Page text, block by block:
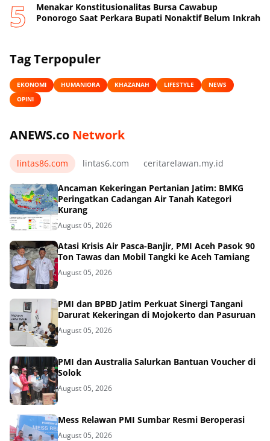
Menakar Konstitusionalitas Bursa Cawabup
Ponorogo Saat Perkara Bupati Nonaktif Belum Inkrah
Tag Terpopuler
EKONOMI HUMANIORA KHAZANAH LIFESTYLE
NEWS
OPINI
ANEWS.co Network
lintas86.com lintas6.com ceritarelawan.my.id
Ancaman Kekeringan Pertanian Jatim: BMKG
Peringatkan Cadangan Air Tanah Kategori
Kurang
August 05, 2026
Atasi Krisis Air Pasca-Banjir, PMI Aceh Pasok 90
Ton Tawas dan Mobil Tangki ke Aceh Tamiang
August 05, 2026
PMI dan BPBD Jatim Perkuat Sinergi Tangani
Darurat Kekeringan di Mojokerto dan Pasuruan
August 05, 2026
PMI dan Australia Salurkan Bantuan Voucher di
Solok
August 05, 2026
Mess Relawan PMI Sumbar Resmi Beroperasi
August 05, 2026